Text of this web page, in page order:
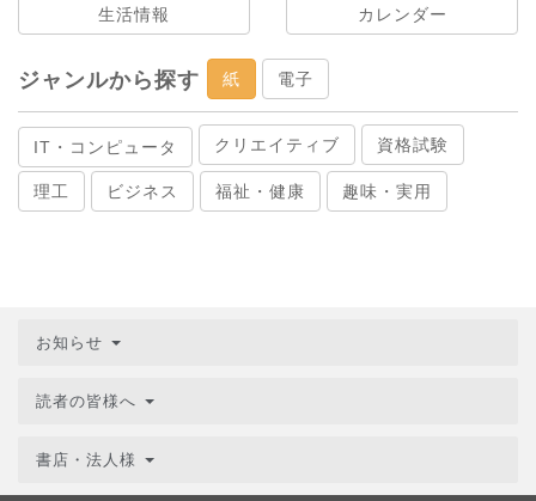
生活情報 カレンダー
ジャンルから探す 紙 電子
IT・コンピュータ クリエイティブ 資格試験
理工 ビジネス 福祉・健康 趣味・実用
お知らせ
読者の皆様へ
書店・法人様